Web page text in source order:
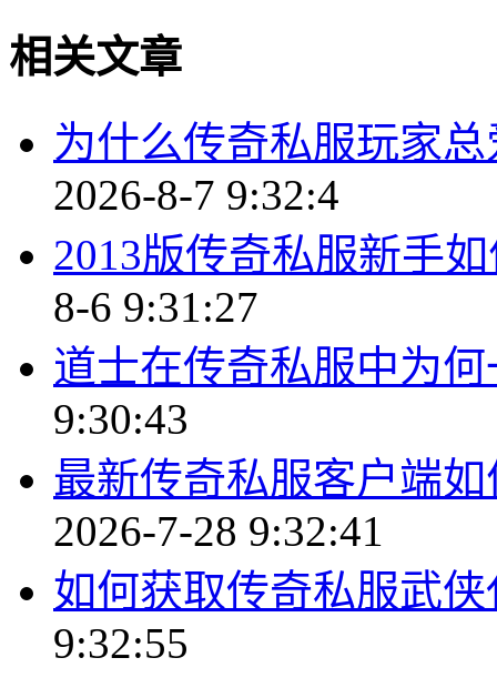
相关文章
为什么传奇私服玩家
2026-8-7 9:32:4
2013版传奇私服新手
8-6 9:31:27
道士在传奇私服中为
9:30:43
最新传奇私服客户端
2026-7-28 9:32:41
如何获取传奇私服武
9:32:55